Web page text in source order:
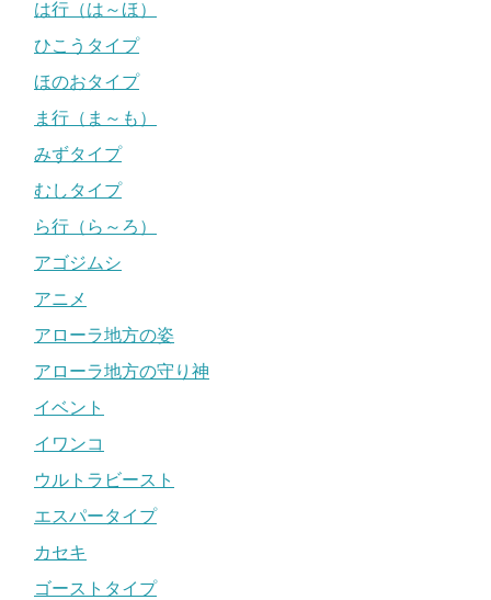
は行（は～ほ）
ひこうタイプ
ほのおタイプ
ま行（ま～も）
みずタイプ
むしタイプ
ら行（ら～ろ）
アゴジムシ
アニメ
アローラ地方の姿
アローラ地方の守り神
イベント
イワンコ
ウルトラビースト
エスパータイプ
カセキ
ゴーストタイプ